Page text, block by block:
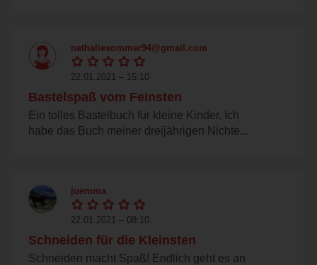
nathaliesommer94@gmail.com
22.01.2021 – 15:10
Bastelspaß vom Feinsten
Ein tolles Bastelbuch für kleine Kinder. Ich
habe das Buch meiner dreijährigen Nichte...
juemma
22.01.2021 – 08:10
Schneiden für die Kleinsten
Schneiden macht Spaß! Endlich geht es an